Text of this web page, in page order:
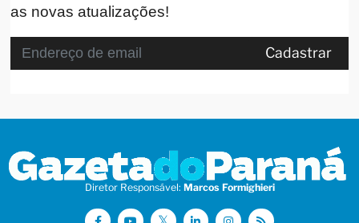
as novas atualizações!
Cadastrar
Diretor Responsável: Marcos Formighieri